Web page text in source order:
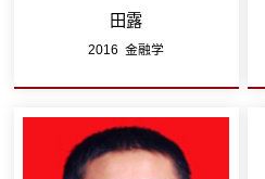
田露
2016 金融学